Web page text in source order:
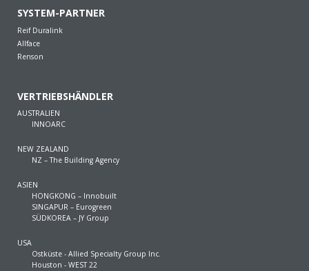
SYSTEM-PARTNER
Reif Duralink
Allface
Renson
VERTRIEBSHÄNDLER
AUSTRALIEN
INNOARC
NEW ZEALAND
NZ – The Building Agency
ASIEN
HONGKONG – Innobuilt
SINGAPUR – Eurogreen
SÜDKOREA – JY Group
USA
Ostküste - Allied Specialty Group Inc.
Houston - WEST 22